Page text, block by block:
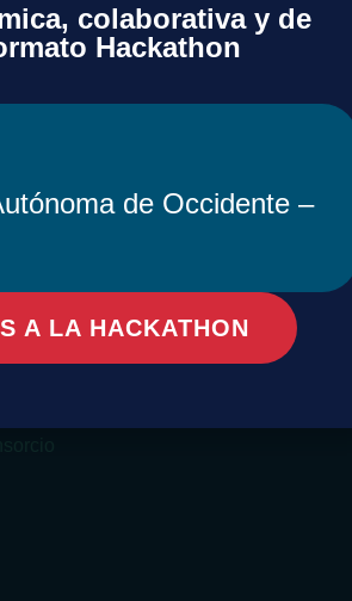
iCal / Outlook
Proyecto s Especiales
Centro de Recursos
colaborativa y de
Hackathon
de Occidente –
A LA HACKATHON